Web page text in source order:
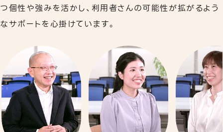
リワークプログラム
相談支援
事業所案内
下北沢事業所
秋葉原事業所
職員紹介
つ個性や強みを活かし、利用者さんの可能性が拡がるよう
なサポートを心掛けています。